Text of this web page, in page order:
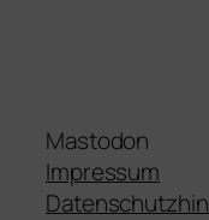
Mastodon
Impressum